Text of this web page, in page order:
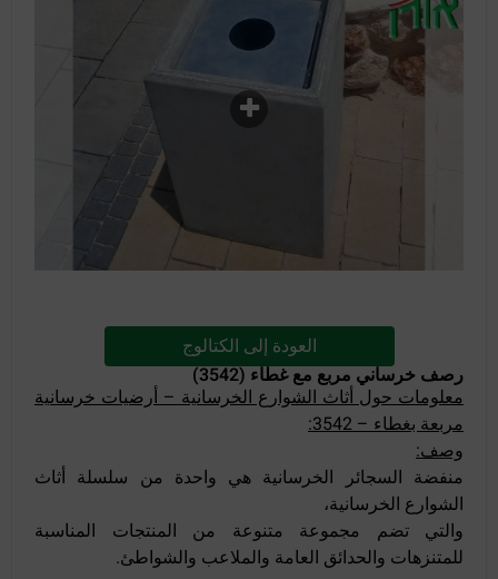
العودة إلى الكتالوج
رصف خرساني مربع مع غطاء (3542)
معلومات حول أثاث الشوارع الخرسانية – أرضيات خرسانية
مربعة بغطاء – 3542:
وصف:
منفضة السجائر الخرسانية هي واحدة من سلسلة أثاث
الشوارع الخرسانية،
والتي تضم مجموعة متنوعة من المنتجات المناسبة
للمتنزهات والحدائق العامة والملاعب والشواطئ.